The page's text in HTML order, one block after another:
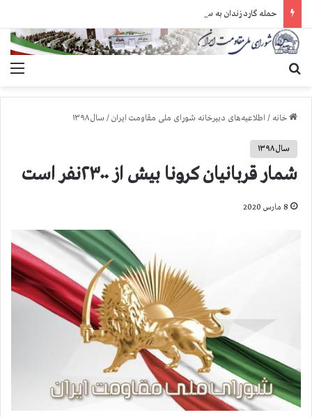
خانه / اطلاعیه‌های دبیرخانه شورای ملی مقاومت ایران/ سال ۱۳۹۸
سال ۱۳۹۸
شمار قربانیان کرونا بیش از ۲۳۰۰نفر است
8 مارس 2020